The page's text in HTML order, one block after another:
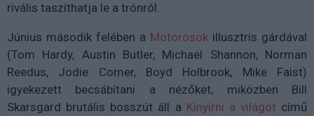
rivális taszíthatja le a trónról.
Június második felében a Motorosok illusztris gárdával
(Tom Hardy, Austin Butler, Michael Shannon, Norman
Reedus, Jodie Comer, Boyd Holbrook, Mike Faist)
igyekezett becsábítani a nézőket, miközben Bill
Skarsgard brutális bosszút áll a Kinyírni a világot című